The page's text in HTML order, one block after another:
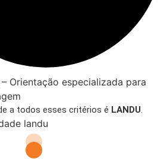
Orientação especializada para
a todos esses critérios é LANDU.